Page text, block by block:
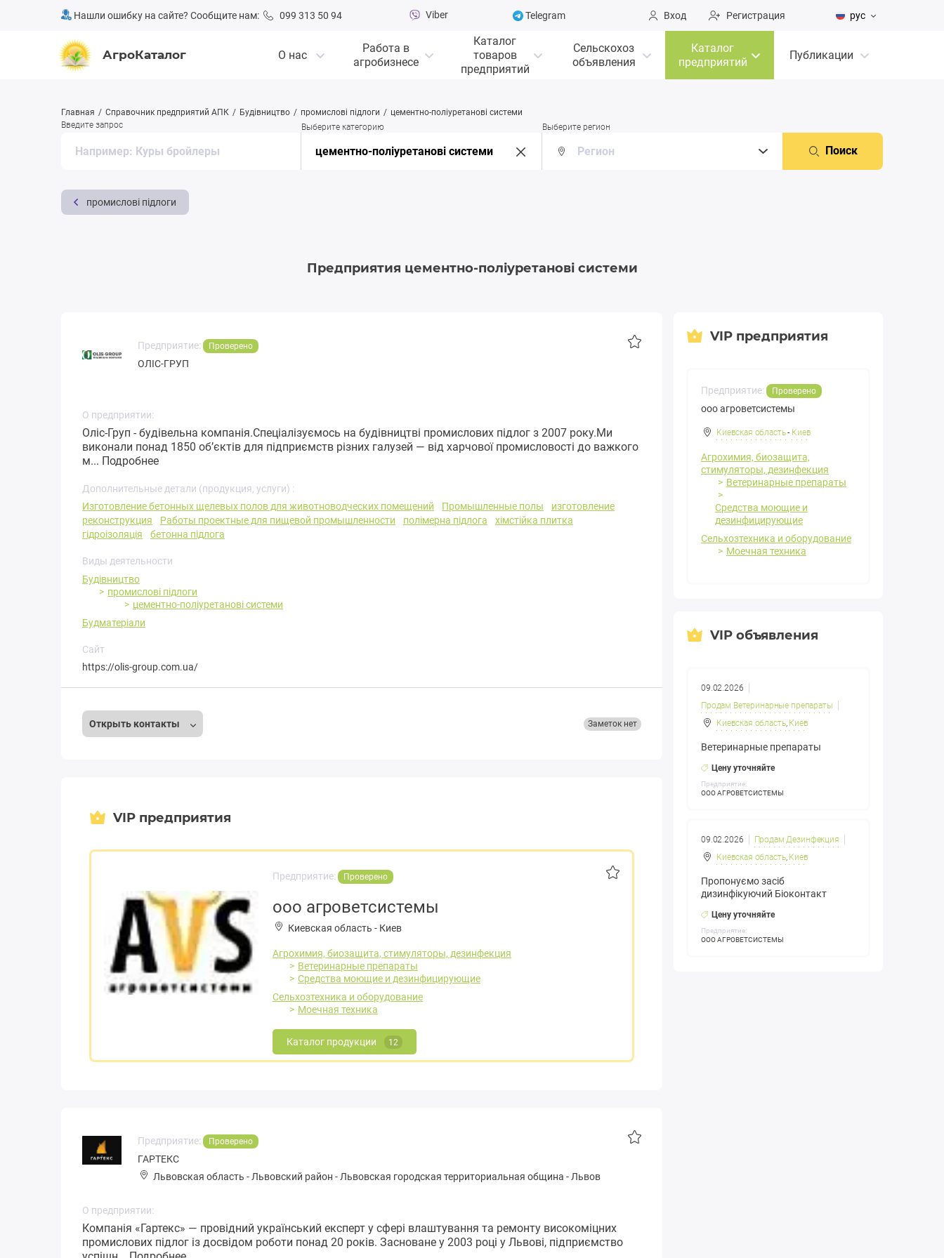
Нашли ошибку на сайте? Сообщите нам: 099 313 50 94 Viber Telegram Вход Регистрация рус
АгроКаталог О нас
Работа в
агробизнесе
Каталог
товаров
предприятий
Сельскохоз
объявления
Каталог
предприятий
Публикации
Главная Справочник предприятий АПК Будівництво промислові підлоги
цементно-поліуретанові системи
Введите запрос
Выберите категорию Выберите регион
Поиск
промислові підлоги
Предприятия цементно-поліуретанові системи
Предприятие: Проверено
ОЛІС-ГРУП
О предприятии:
Оліс-Груп - будівельна компанія.Спеціалізуємось на будівництві промислових підлог з 2007 року.Ми
виконали понад 1850 об’єктів для підприємств різних галузей — від харчової промисловості до важкого
м... Подробнее
Дополнительные детали (продукция, услуги) :
Изготовление бетонных щелевых полов для животноводческих помещений
Промышленные полы
изготовление
реконструкция
Работы проектные для пищевой промышленности полімерна підлога
хімстійка плитка
гідроізоляція
бетонна підлога
Виды деятельности
Будівництво
промислові підлоги
цементно-поліуретанові системи
Будматеріали
Сайт
https://olis-group.com.ua/
Открыть контакты Заметок нет
VIP предприятия
Предприятие: Проверено
ооо агроветсистемы
Киевская область - Киев
Агрохимия, биозащита, стимуляторы, дезинфекция
Ветеринарные препараты
Средства моющие и дезинфицирующие
Сельхозтехника и оборудование
Моечная техника
Каталог продукции 12
Предприятие: Проверено
ГАРТЕКС
Львовская область -Львовский район -Львовская городская территориальная община -Львов
О предприятии:
Компанія «Гартекс» — провідний український експерт у сфері влаштування та ремонту високоміцних
промислових підлог із досвідом роботи понад 20 років. Засноване у 2003 році у Львові, підприємство
VIP предприятия
Предприятие: Проверено
ооо агроветсистемы
Киевская область- Киев
Агрохимия, биозащита,
стимуляторы, дезинфекция
Ветеринарные препараты
Средства моющие и
дезинфицирующие
Сельхозтехника и оборудование
Моечная техника
VIP объявления
09.02.2026
Продам Ветеринарные препараты
Киевская область, Киев
Ветеринарные препараты
Цену уточняйте
Предприятие:
ООО АГРОВЕТСИСТЕМЫ
09.02.2026
Продам Дезинфекция
Киевская область, Киев
Пропонуємо засіб
дизинфікуючий Біоконтакт
Цену уточняйте
Предприятие:
ООО АГРОВЕТСИСТЕМЫ